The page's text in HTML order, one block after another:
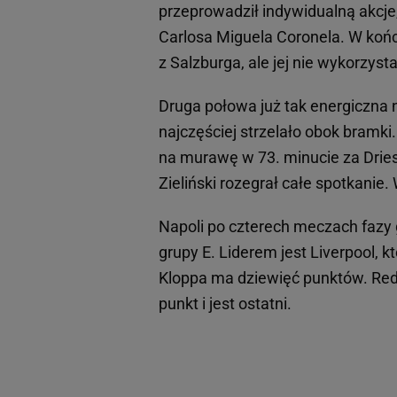
przeprowadził indywidualną
Carlosa Miguela Coronela. W
z Salzburga, ale jej nie
Druga połowa już tak energiczna
najczęściej strzelało obok
na murawę w 73. minucie za
Zieliński rozegrał całe
Napoli po czterech meczach
grupy E. Liderem jest Liverpool,
Kloppa ma dziewięć punktów.
punkt i jest ostatni.